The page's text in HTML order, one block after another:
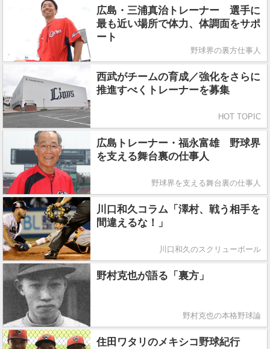
広島・三浦真治トレーナー 選手に
最も近い場所で体力、体調面をサポ
ート
野球界の裏方仕事人
西武がチームの育成／強化をさらに
推進すべくトレーナーを募集
HOT TOPIC
広島トレーナー・福永富雄 野球界
を支える舞台裏の仕事人
野球界を支える舞台裏の仕事人
川口和久コラム「澤村、戦う相手を
間違えるな！」
川口和久のスクリューボール
野村克也が語る「裏方」
野村克也の本格野球論
住田ワタリのメキシコ野球紀行